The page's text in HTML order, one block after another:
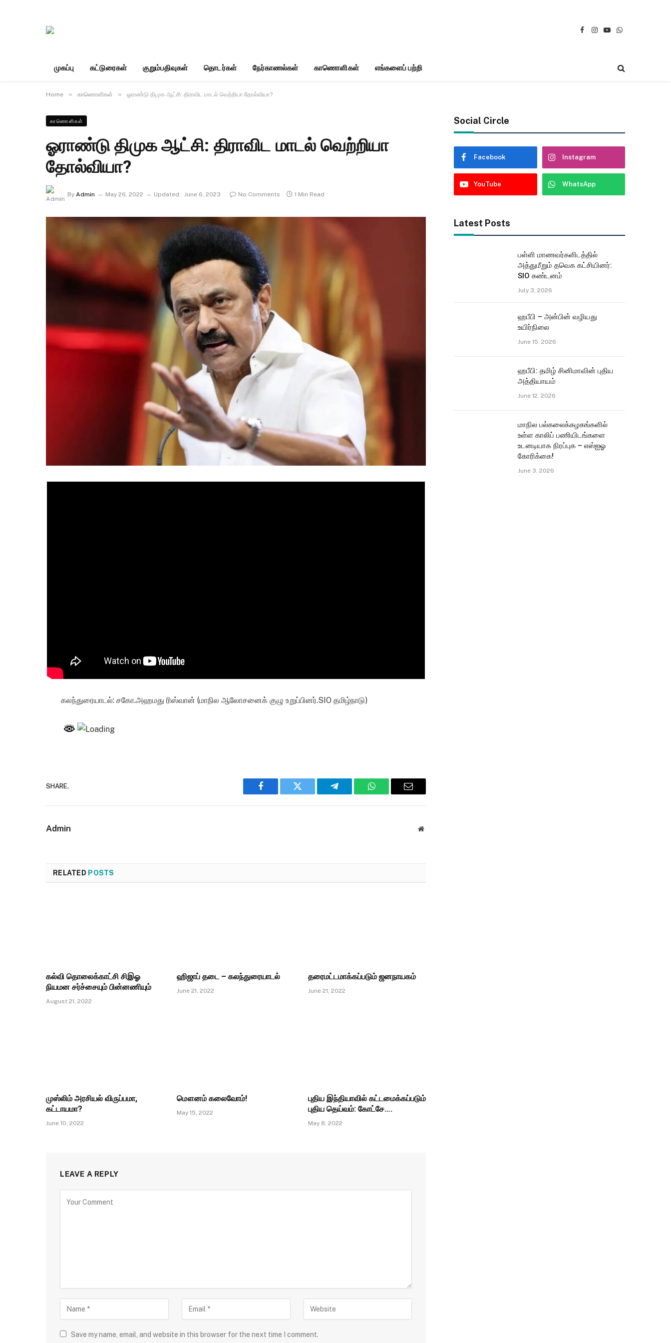
Facebook
Instagram
YouTubeWhatsApp
முகப்பு கட்டுரைகள் குறும்பதிவுகள் தொடர்கள் நேர்காணல்கள் காணொளிகள் எங்களைப் பற்றி
Home » காணொளிகள் » ஓராண்டு திமுக ஆட்சி: திராவிட மாடல் வெற்றியா தோல்வியா?
காணொளிகள்
ஓராண்டு திமுக ஆட்சி: திராவிட மாடல் வெற்றியா
தோல்வியா?
By Admin May 26, 2022 Updated: June 6, 2023 No Comments 1 Min Read
கலந்துரையாடல்: சகோ.அஹமது ரிஸ்வான் (மாநில ஆலோசனைக் குழு உறுப்பினர்.SIO தமிழ்நாடு)
SHARE.
Facebook Twitter Telegram WhatsAppEmail
Admin Website
RELATED POSTS
கல்வி தொலைக்காட்சி சிஇஓ
நியமன சர்ச்சையும் பின்னணியும்
August 21, 2022
ஹிஜாப் தடை – கலந்துரையாடல்
June 21, 2022
தரைமட்டமாக்கப்படும் ஜனநாயகம்
June 21, 2022
முஸ்லிம் அரசியல் விருப்பமா,
கட்டாயமா?
June 10, 2022
மௌனம் கலைவோம்!
May 15, 2022
புதிய இந்தியாவில் கட்டமைக்கப்படும்
புதிய தெய்வம்: கோட்சே….
May 8, 2022
LEAVE A REPLY
Save my name, email, and website in this browser for the next time I comment.
Social Circle
Facebook Instagram
YouTube WhatsApp
Latest Posts
பள்ளி மாணவர்களிடத்தில்
அத்துமீறும் தவெக கட்சியினர்:
SIO கண்டனம்
July 3, 2026
ஹபீபி – அன்பின் வழியது
உயிர்நிலை
June 15, 2026
ஹபீபி: தமிழ் சினிமாவின் புதிய
அத்தியாயம்
June 12, 2026
மாநில பல்கலைக்கழகங்களில்
உள்ள காலிப் பணியிடங்களை
உடனடியாக நிரப்புக – எஸ்ஐஓ
கோரிக்கை!
June 3, 2026